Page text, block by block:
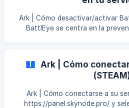
Ark | Cómo desactivar/activar
BattlEye se centra en la
experiencia de juego de los
acciones perturbadoras de los
efectiva posible. Inicie sesión en
y seleccione su servidor Haz
superior derecha
Ark | Cómo
Ark | Cómo conectarse a su
https://panel.skynode.pro/ y